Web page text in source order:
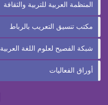
المنظمة العربية للتربية والثقافة
مكتب تنسيق التعريب بالرباط
شبكة الفصيح لعلوم اللغة العربية
أوراق الفعاليات